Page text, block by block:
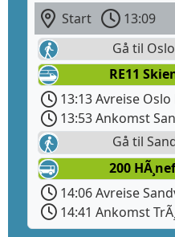
Start 13:09
Gå til
RE11
13:13 Avreise
13:53 Ankomst
Gå til
200
14:06 Avreise
14:41 Ankomst